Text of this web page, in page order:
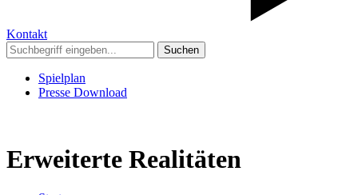
Kontakt
Suchen
Spielplan
Presse Download
Erweiterte Realitäten